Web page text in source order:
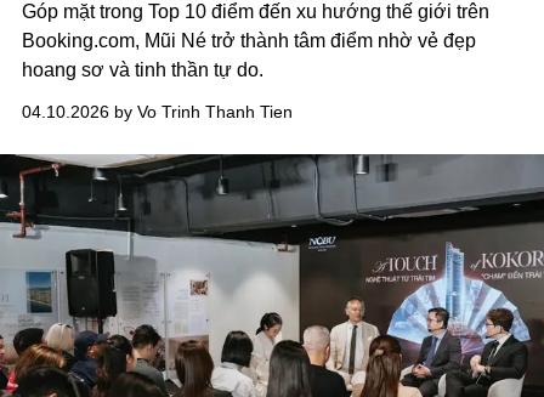
Góp mặt trong Top 10 điểm đến xu hướng thế giới trên
Booking.com, Mũi Né trở thành tâm điểm nhờ vẻ đẹp
hoang sơ và tinh thần tự do.
04.10.2026 by Vo Trinh Thanh Tien